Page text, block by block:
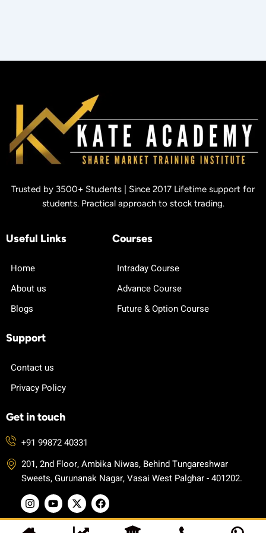
Trusted by 3500+ Students | Since 2017 Lifetime support for
students. Practical approach to stock trading.
Useful Links
Home
About us
Blogs
Courses
Intraday Course
Advance Course
Future & Option Course
Support
Contact us
Privacy Policy
Get in touch
+91 99872 40331
201, 2nd Floor, Ambika Niwas, Behind Tungareshwar
Sweets, Gurunanak Nagar, Vasai West Palghar - 401202.
I
n
s
t
Y
o
u
X
-
t
w
F
a
c